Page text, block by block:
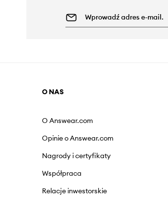
O NAS
O Answear.com
Opinie o Answear.com
Nagrody i certyfikaty
Współpraca
Relacje inwestorskie